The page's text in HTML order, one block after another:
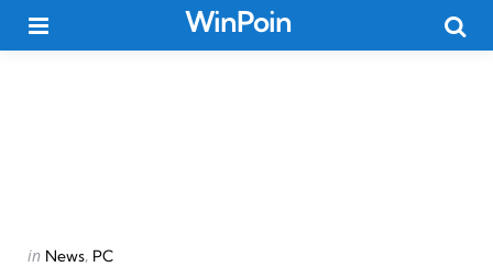
WinPoin
Categories
Posted
in News PC